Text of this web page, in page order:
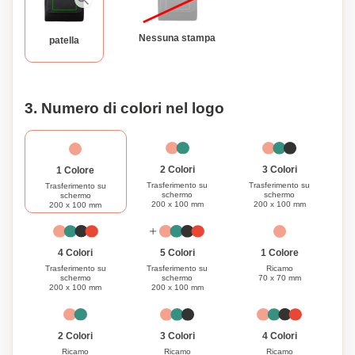
un regalo o stia cercando un regalo premuroso, questa
coperta da picnic personalizzabile è la scelta perfetta per gli
appassionati di attività all'aperto. Migliora la tua esperienza
di picnic con la nostra coperta premium oggi!
patella Nessuna stampa
3. Numero di colori nel logo
1 Colore
Trasferimento su
schermo
200 x 100 mm
2 Colori
Trasferimento su
schermo
200 x 100 mm
3 Colori
Trasferimento su
schermo
200 x 100 mm
4 Colori
Trasferimento su
schermo
200 x 100 mm
5 Colori
Trasferimento su
schermo
200 x 100 mm
1 Colore
Ricamo
70 x 70 mm
2 Colori
Ricamo
3 Colori
Ricamo
4 Colori
Ricamo